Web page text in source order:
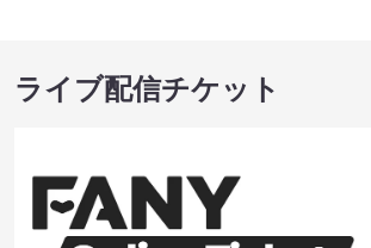
ライブ配信チケット